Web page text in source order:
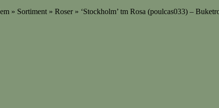
» Sortiment » Roser» ‘Stockholm’ tm Rosa (poulcas033) –